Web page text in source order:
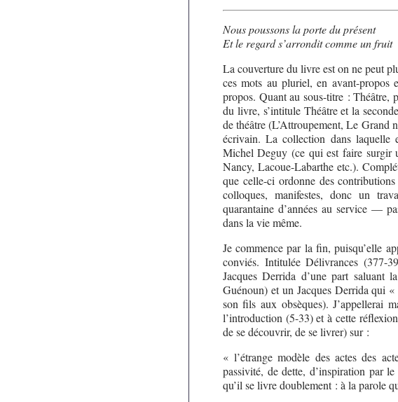
Nous poussons la porte du présent
Et le regard s’arrondit comme un fruit
La couverture du livre est on ne peut
ces mots au pluriel, en avant-
propos. Quant au sous-titre :
du livre, s’intitule Théâtre et la
de théâtre (L’Attroupement, Le
écrivain. La collection dans laquelle
Michel Deguy (ce qui est faire surgir
Nancy, Lacoue-Labarthe etc.).
que celle-ci ordonne des
colloques, manifestes, donc un
quarantaine d’années au service —
dans la vie même.
Je commence par la fin, puisqu’elle
conviés. Intitulée Délivrances (377-
Jacques Derrida d’une part saluant
Guénoun) et un Jacques Derrida qui
son fils aux obsèques). J’appellerai
l’introduction (5-33) et à cette
de se découvrir, de se livrer) sur :
« l’étrange modèle des actes des
passivité, de dette, d’inspiration par
qu’il se livre doublement : à la parole